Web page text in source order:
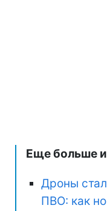
Еще больше
Дроны
ПВО: как